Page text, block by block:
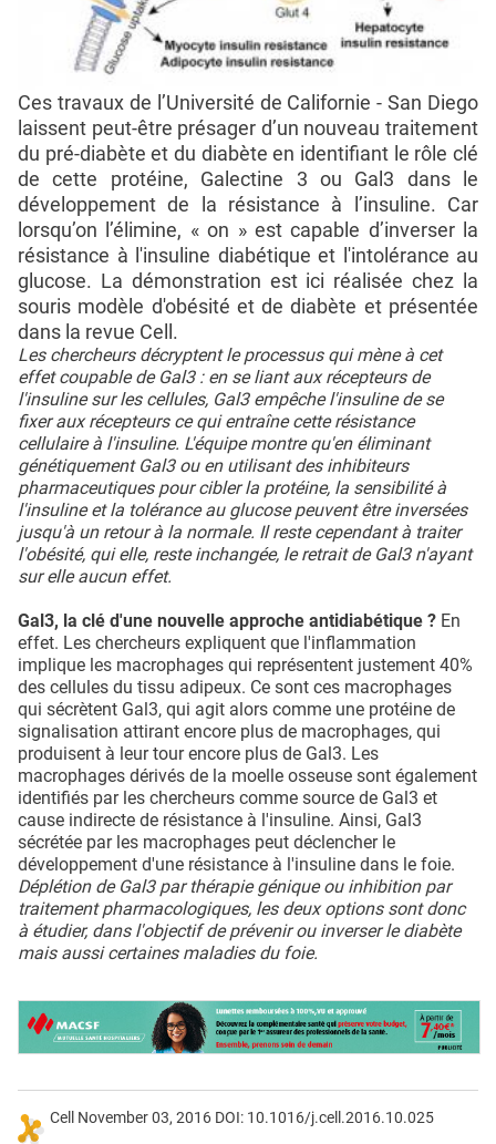
Ces travaux de l’Université de Californie - San Diego
laissent peut-être présager d’un nouveau traitement
du pré-diabète et du diabète en identifiant le rôle clé
de cette protéine, Galectine 3 ou Gal3 dans le
développement de la résistance à l’insuline. Car
lorsqu’on l’élimine, « on » est capable d’inverser la
résistance à l'insuline diabétique et l'intolérance au
glucose. La démonstration est ici réalisée chez la
souris modèle d'obésité et de diabète et présentée
dans la revue Cell.
Les chercheurs décryptent le processus qui mène à cet
effet coupable de Gal3 : en se liant aux récepteurs de
l'insuline sur les cellules, Gal3 empêche l'insuline de se
fixer aux récepteurs ce qui entraîne cette résistance
cellulaire à l'insuline. L'équipe montre qu'en éliminant
génétiquement Gal3 ou en utilisant des inhibiteurs
pharmaceutiques pour cibler la protéine, la sensibilité à
l'insuline et la tolérance au glucose peuvent être inversées
jusqu'à un retour à la normale. Il reste cependant à traiter
l'obésité, qui elle, reste inchangée, le retrait de Gal3 n'ayant
sur elle aucun effet.
Gal3, la clé d'une nouvelle approche antidiabétique ? En
effet. Les chercheurs expliquent que l'inflammation
implique les macrophages qui représentent justement 40%
des cellules du tissu adipeux. Ce sont ces macrophages
qui sécrètent Gal3, qui agit alors comme une protéine de
signalisation attirant encore plus de macrophages, qui
produisent à leur tour encore plus de Gal3. Les
macrophages dérivés de la moelle osseuse sont également
identifiés par les chercheurs comme source de Gal3 et
cause indirecte de résistance à l'insuline. Ainsi, Gal3
sécrétée par les macrophages peut déclencher le
développement d'une résistance à l'insuline dans le foie.
Déplétion de Gal3 par thérapie génique ou inhibition par
traitement pharmacologiques, les deux options sont donc
à étudier, dans l'objectif de prévenir ou inverser le diabète
mais aussi certaines maladies du foie.
Cell November 03, 2016 DOI: 10.1016/j.cell.2016.10.025